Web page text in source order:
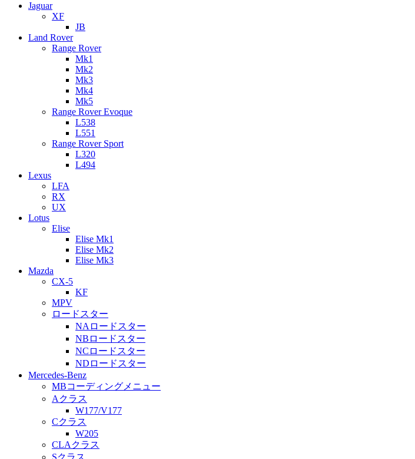
Jaguar
XF
JB
Land Rover
Range Rover
Mk1
Mk2
Mk3
Mk4
Mk5
Range Rover Evoque
L538
L551
Range Rover Sport
L320
L494
Lexus
LFA
RX
UX
Lotus
Elise
Elise Mk1
Elise Mk2
Elise Mk3
Mazda
CX-5
KF
MPV
ロードスター
NAロードスター
NBロードスター
NCロードスター
NDロードスター
Mercedes-Benz
MBコーディングメニュー
Aクラス
W177/V177
Cクラス
W205
CLAクラス
Sクラス